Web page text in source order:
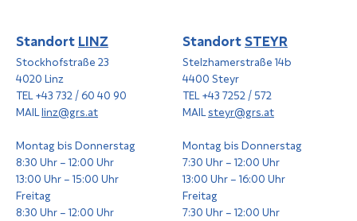
StandortLINZ
Stockhofstraße 23
4020 Linz
TEL +43 732 / 60 40 90
MAILlinz@grs.at
Montag bis Donnerstag
8:30 Uhr – 12:00 Uhr
13:00 Uhr – 15:00 Uhr
Freitag
8:30 Uhr – 12:00 Uhr
StandortSTEYR
Stelzhamerstraße 14b
4400 Steyr
TEL +43 7252 / 572
MAILsteyr@grs.at
Montag bis Donnerstag
7:30 Uhr – 12:00 Uhr
13:00 Uhr – 16:00 Uhr
Freitag
7:30 Uhr – 12:00 Uhr